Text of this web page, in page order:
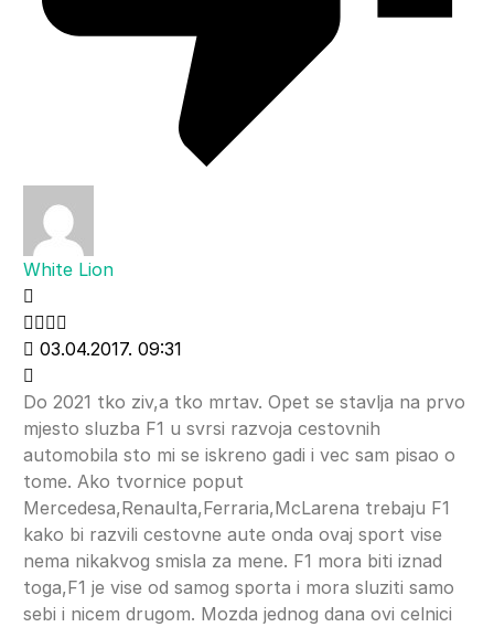
White Lion
03.04.2017. 09:31
Do 2021 tko ziv,a tko mrtav. Opet se stavlja na prvo
mjesto sluzba F1 u svrsi razvoja cestovnih
automobila sto mi se iskreno gadi i vec sam pisao o
tome. Ako tvornice poput
Mercedesa,Renaulta,Ferraria,McLarena trebaju F1
kako bi razvili cestovne aute onda ovaj sport vise
nema nikakvog smisla za mene. F1 mora biti iznad
toga,F1 je vise od samog sporta i mora sluziti samo
sebi i nicem drugom. Mozda jednog dana ovi celnici